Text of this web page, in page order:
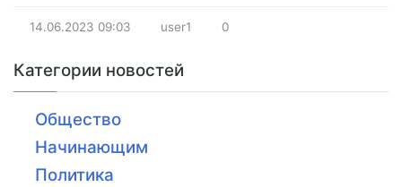
14.06.2023 09:03 user1 0
Категории новостей
Общество
Начинающим
Политика